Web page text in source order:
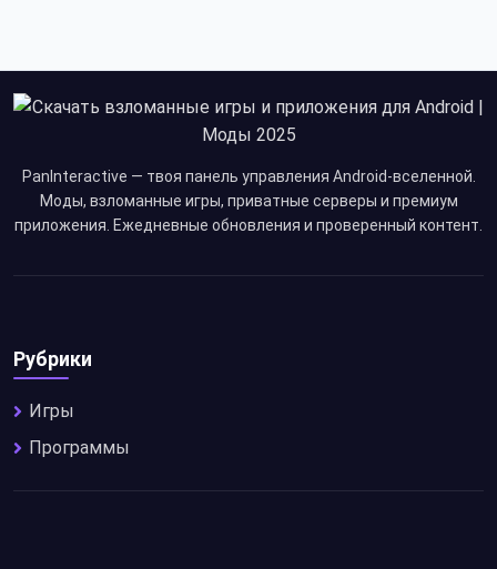
PanInteractive — твоя панель управления Android-вселенной.
Моды, взломанные игры, приватные серверы и премиум
приложения. Ежедневные обновления и проверенный контент.
Рубрики
Игры
Программы